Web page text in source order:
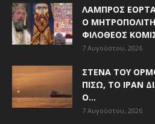
ΛΑΜΠΡΌΣ
Ο
ΦΙΛΌΘΕΟΣ
7 Αυγούστου, 2026
ΣΤΕΝΆ ΤΟΥ
ΠΊΣΩ, ΤΟ ΙΡΆΝ
Ο...
7 Αυγούστου, 2026